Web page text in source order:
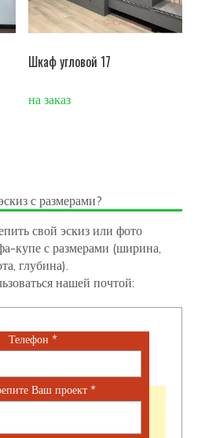
Шкаф угловой 17
на заказ
с размерами?
свой эскиз или фото
купе с размерами (ширина,
глубина).
нашей почтой:
Телефон *
Ваш проект *